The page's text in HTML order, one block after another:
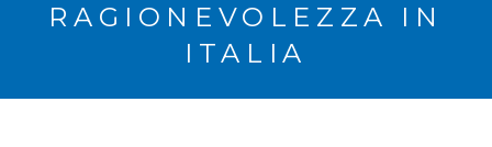
RAGIONEVOLEZZA IN
ITALIA